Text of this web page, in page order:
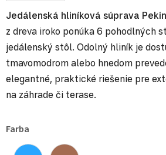
Jedálenská hliníková súprava
z dreva iroko ponúka 6 pohodlných
jedálenský stôl. Odolný hliník je
tmavomodrom alebo hnedom
elegantné, praktické riešenie pre
na záhrade či terase.
Farba